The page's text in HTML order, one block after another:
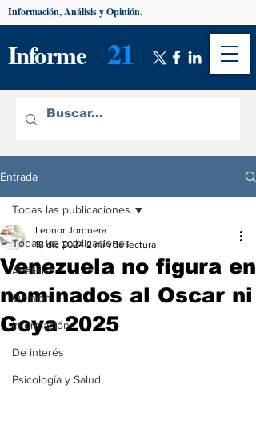
Informe 21
Información, Análisis y Opinión.
Entrada
Todas las publicaciones
Análisis
Opinión
Información
De interés
Psicología y Salud
Todas las publicaciones
Venezuela no figura en
nominados al Oscar ni
Goya 2025
Leonor Jorquera
18 dic 2024 2 min de lectura